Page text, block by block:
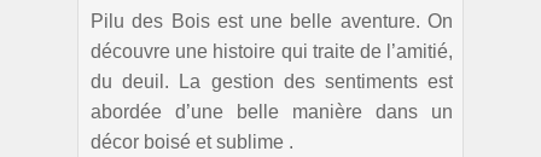
Pilu des Bois est une belle aventure. On
découvre une histoire qui traite de l’amitié,
du deuil. La gestion des sentiments est
abordée d’une belle manière dans un
décor boisé et sublime .